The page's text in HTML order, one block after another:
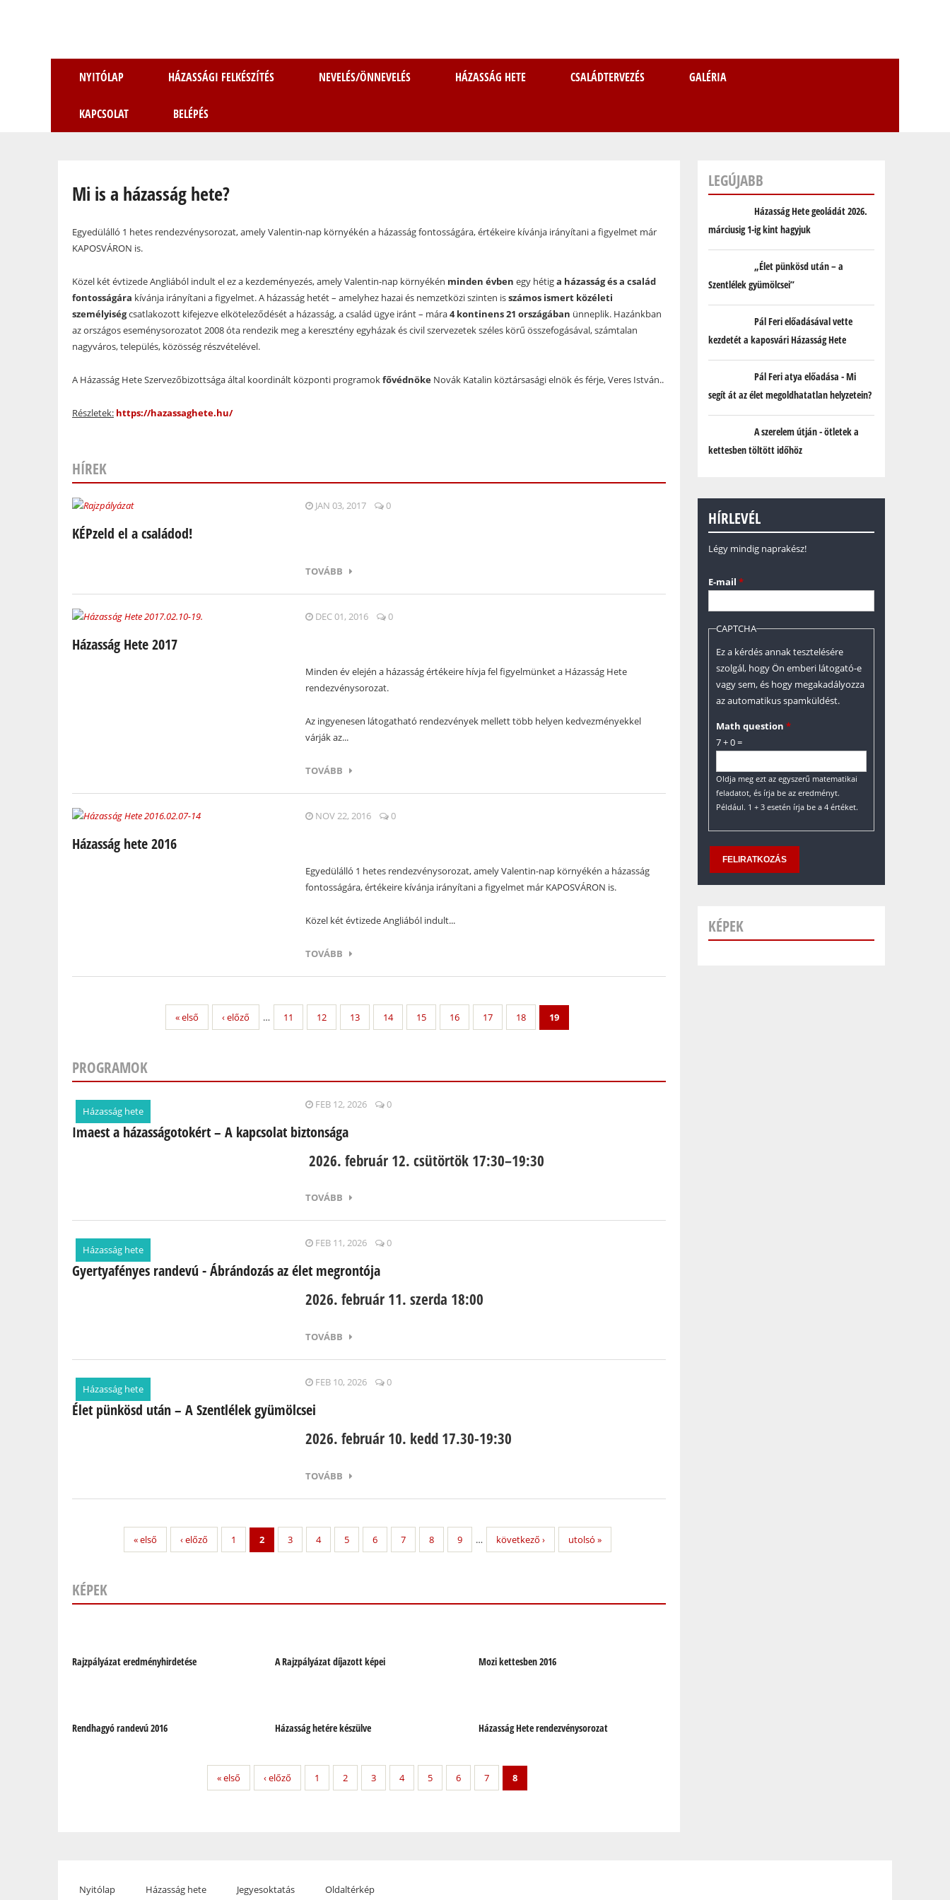
NYITÓLAP HÁZASSÁGI FELKÉSZÍTÉS NEVELÉS/ÖNNEVELÉS HÁZASSÁG HETE CSALÁDTERVEZÉS GALÉRIA
KAPCSOLAT BELÉPÉS
Mi is a házasság hete?
Egyedülálló 1 hetes rendezvénysorozat, amely Valentin-nap környékén a házasság fontosságára, értékeire kívánja irányítani a figyelmet már
KAPOSVÁRON is.
Közel két évtizede Angliából indult el ez a kezdeményezés, amely Valentin-nap környékén minden évben egy hétiga házasság és a család
fontosságára kívánja irányítani a figyelmet. A házasság hetét – amelyhez hazai és nemzetközi szinten isszámos ismert közéleti
személyiségcsatlakozott kifejezve elköteleződését a házasság, a család ügye iránt – mára4 kontinens 21 országában ünneplik. Hazánkban
az országos eseménysorozatot 2008 óta rendezik meg a keresztény egyházak és civil szervezetek széles körű összefogásával, számtalan
nagyváros, település, közösség részvételével.
A Házasság Hete Szervezőbizottsága által koordinált központi programokfővédnöke Novák Katalin köztársasági elnök és férje, Veres István..
Részletek: https://hazassaghete.hu/
HÍREK
JAN 03, 2017 0
KÉPzeld el a családod!
TOVÁBB
DEC 01, 2016 0
Házasság Hete 2017
Minden év elején a házasság értékeire hívja fel figyelmünket a Házasság Hete
rendezvénysorozat.
Az ingyenesen látogatható rendezvények mellett több helyen kedvezményekkel
várják az...
TOVÁBB
NOV 22, 2016 0
Házasság hete 2016
Egyedülálló 1 hetes rendezvénysorozat, amely Valentin-nap környékén a házasság
fontosságára, értékeire kívánja irányítani a figyelmet már KAPOSVÁRON is.
Közel két évtizede Angliából indult...
TOVÁBB
Oldalak
« első ‹ előző … 11 12 13 14 15 16 17 18 19
PROGRAMOK
Házasság hete
FEB 12, 2026 0
Imaest a házasságotokért – A kapcsolat biztonsága
2026. február 12. csütörtök 17:30–19:30
TOVÁBB
Házasság hete
FEB 11, 2026 0
Gyertyafényes randevú - Ábrándozás az élet megrontója
2026. február 11. szerda 18:00
TOVÁBB
Házasság hete
FEB 10, 2026 0
Élet pünkösd után – A Szentlélek gyümölcsei
2026. február 10. kedd 17.30-19:30
TOVÁBB
Oldalak
« első ‹ előző 1 2 3 4 5 6 7 8 9 … következő › utolsó »
KÉPEK
Rajzpályázat eredményhirdetése A Rajzpályázat díjazott képei Mozi kettesben 2016
Rendhagyó randevú 2016 Házasság hetére készülve Házasság Hete rendezvénysorozat
« első ‹ előző 1 2 3 4 5 6 7 8
LEGÚJABB
Házasság Hete geoládát 2026.
márciusig 1-ig kint hagyjuk
„Élet pünkösd után – a
Szentlélek gyümölcsei”
Pál Feri előadásával vette
kezdetét a kaposvári Házasság Hete
Pál Feri atya előadása - Mi
segít át az élet megoldhatatlan helyzetein?
A szerelem útján - ötletek a
kettesben töltött időhöz
HÍRLEVÉL
Légy mindig naprakész!
E-mail *
CAPTCHA
Ez a kérdés annak tesztelésére
szolgál, hogy Ön emberi látogató-e
vagy sem, és hogy megakadályozza
az automatikus spamküldést.
Math question *
7 + 0 =
Oldja meg ezt az egyszerű matematikai
feladatot, és írja be az eredményt.
Például. 1 + 3 esetén írja be a 4 értéket.
KÉPEK
Nyitólap Házasság hete Jegyesoktatás Oldaltérkép